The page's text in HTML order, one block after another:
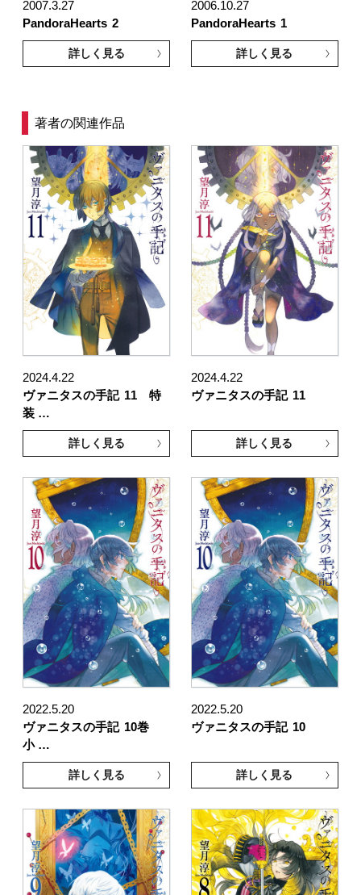
2007.3.27
PandoraHearts 2
詳しく見る
2006.10.27
PandoraHearts 1
詳しく見る
著者の関連作品
2024.4.22
ヴァニタスの手記 11 特
装 …
詳しく見る
2024.4.22
ヴァニタスの手記 11
詳しく見る
2022.5.20
ヴァニタスの手記 10巻
小 …
詳しく見る
2022.5.20
ヴァニタスの手記 10
詳しく見る